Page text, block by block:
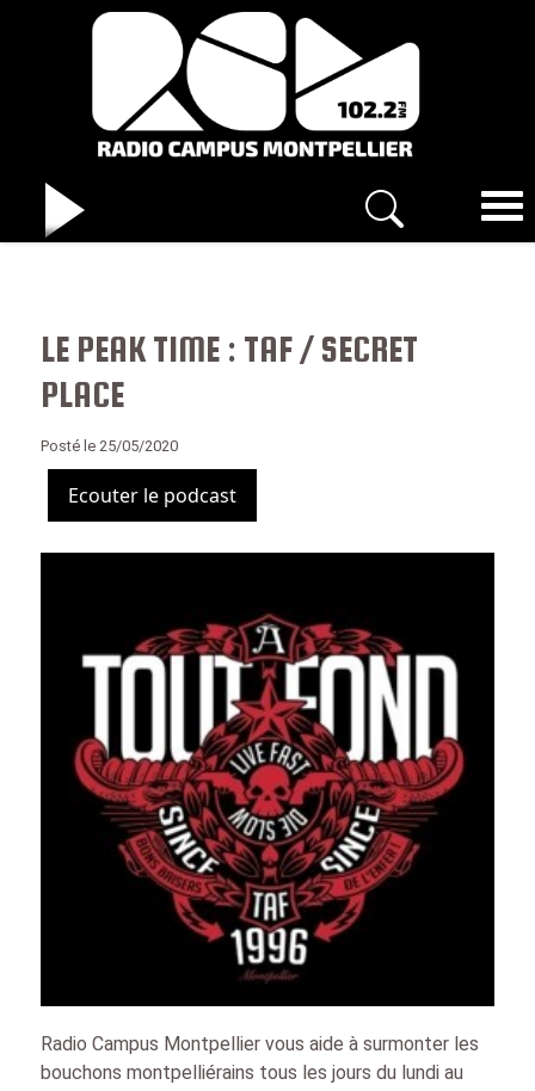
LE PEAK TIME : TAF / SECRET
PLACE
Posté le 25/05/2020
Ecouter le podcast
Radio Campus Montpellier vous aide à surmonter les
bouchons montpelliérains tous les jours du lundi au